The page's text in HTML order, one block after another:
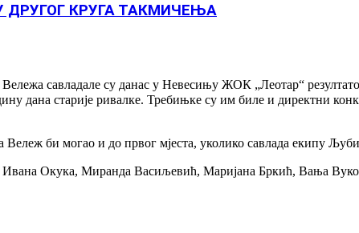
КРУГА ТАКМИЧЕЊА
савладале су данас у Невесињу ЖОК „Леотар“
дана старије ривалке. Требињке су им биле и директни
Вележ би могао и до првог мјеста, уколико савлада екипу
Окука, Миранда Васиљевић, Маријана Бркић, Вања